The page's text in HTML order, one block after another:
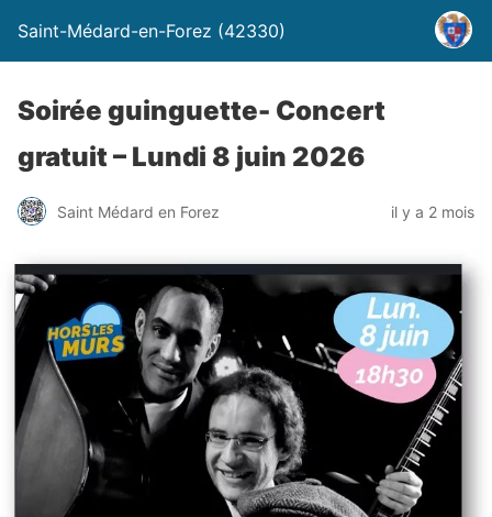
Saint-Médard-en-Forez (42330)
Soirée guinguette- Concert
gratuit – Lundi 8 juin 2026
Saint Médard en Forez il y a 2 mois